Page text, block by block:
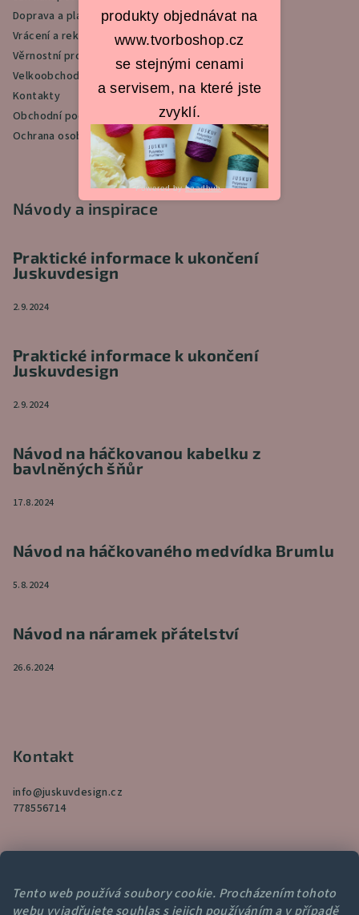
Tento web používá soubory cookie. Procházením tohoto
webu vyjadřujete souhlas s jejich používáním a v případě
Doprava a platba
Vrácení a reklamace
Věrnostní program
Velkoobchod
Kontakty
Obchodní podmínky
Ochrana osobních údajů
Návody a inspirace
Praktické informace k ukončení
Juskuvdesign
2.9.2024
Praktické informace k ukončení
Juskuvdesign
2.9.2024
Návod na háčkovanou kabelku z
bavlněných šňůr
17.8.2024
Návod na háčkovaného medvídka Brumlu
5.8.2024
Návod na náramek přátelství
26.6.2024
Kontakt
info@juskuvdesign.cz
778556714
produkty objednávat na
www.tvorboshop.cz
se stejnými cenami
a servisem, na které jste
zvyklí.
Powered by Leadhub.